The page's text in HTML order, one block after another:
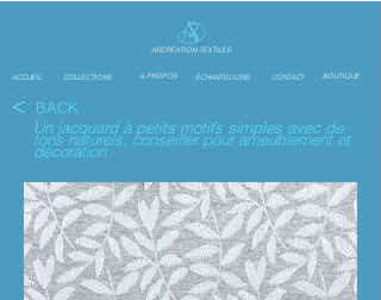
ARCREATION-TEXTILES
ACCUEIL COLLECTIONS A PROPOS ÉCHANTILLIONS CONTACT BOUTIQUE
<
BACK
Un jacquard à petits motifs simples avec de
tons naturels, conseiller pour ameublement et
décoration.